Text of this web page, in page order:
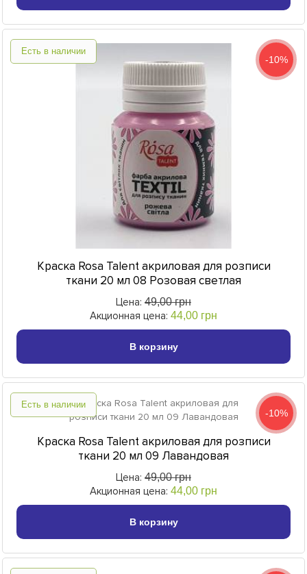
Есть в наличии
-10%
Краска Rosa Talent акриловая для розписи
ткани 20 мл 08 Розовая светлая
Цена: 49,00 грн
Акционная цена: 44,00 грн
В корзину
Есть в наличии
-10%
Краска Rosa Talent акриловая для розписи
ткани 20 мл 09 Лавандовая
Цена: 49,00 грн
Акционная цена: 44,00 грн
В корзину